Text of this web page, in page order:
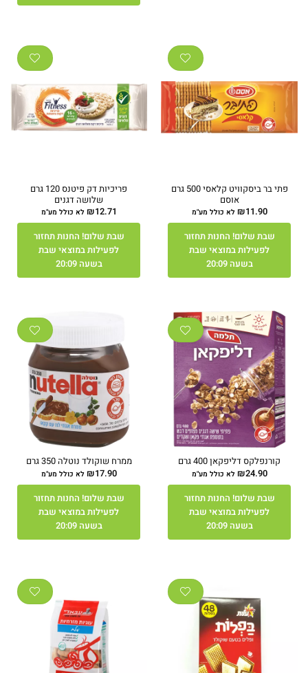
פתי בר ביסקוויט קלאסי 500 גרם
אוסם
₪11.90 לא כולל מע"מ
שבת שלום! החנות תחזור
לפעילות במוצאי שבת
בשעה 20:09
פריכיות דק פיטנס 120 גרם
שלושה דגנים
₪12.71 לא כולל מע"מ
שבת שלום! החנות תחזור
לפעילות במוצאי שבת
בשעה 20:09
קורנפלקס דליפקאן 400 גרם
₪24.90 לא כולל מע"מ
שבת שלום! החנות תחזור
לפעילות במוצאי שבת
בשעה 20:09
ממרח שוקולד נוטלה 350 גרם
₪17.90 לא כולל מע"מ
שבת שלום! החנות תחזור
לפעילות במוצאי שבת
בשעה 20:09